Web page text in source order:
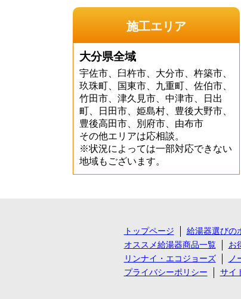
施工エリア
大分県全域
宇佐市、臼杵市、大分市、杵築市、
玖珠町、国東市、九重町、佐伯市、
竹田市、津久見市、中津市、日出
町、日田市、姫島村、豊後大野市、
豊後高田市、別府市、由布市
その他エリアは応相談。
※状況によっては一部対応できない
地域もございます。
トップページ 給湯器選びの
オススメ給湯器商品一覧
お
リンナイ・エコジョーズ
ノ
プライバシーポリシー
サイ